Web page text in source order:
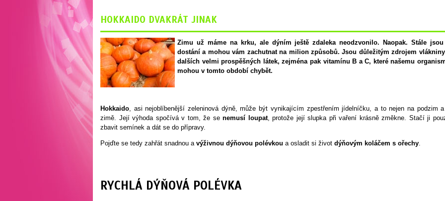
HOKKAIDO DVAKRÁT JINAK
Zimu už máme na krku, ale dýním ještě zdaleka neodzvonilo. Naopak. Stále
dostání a mohou vám zachutnat na milion způsobů. Jsou důležitým zdrojem
dalších velmi prospěšných látek, zejména pak vitamínu B a C, které našemu
mohou v tomto období chybět.
Hokkaido, asi nejoblíbenější zeleninová dýně, může být vynikajícím zpestřením jídelníčku, a to nejen na podzim
zimě. Její výhoda spočívá v tom, že senemusí loupat, protože její slupka při vaření krásně změkne. Stačí ji
zbavit semínek a dát se do přípravy.
Pojďte se tedy zahřát snadnou a výživnou dýňovou polévkou a osladit si život dýňovým koláčem s ořechy
RYCHLÁ DÝŇOVÁ POLÉVKA